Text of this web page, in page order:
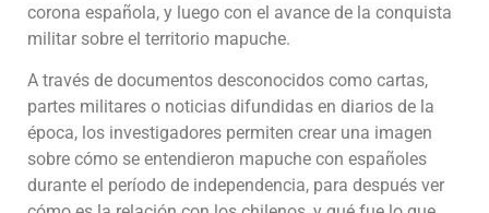
corona española, y luego con el avance de la conquista
militar sobre el territorio mapuche.
A través de documentos desconocidos como cartas,
partes militares o noticias difundidas en diarios de la
época, los investigadores permiten crear una imagen
sobre cómo se entendieron mapuche con españoles
durante el período de independencia, para después ver